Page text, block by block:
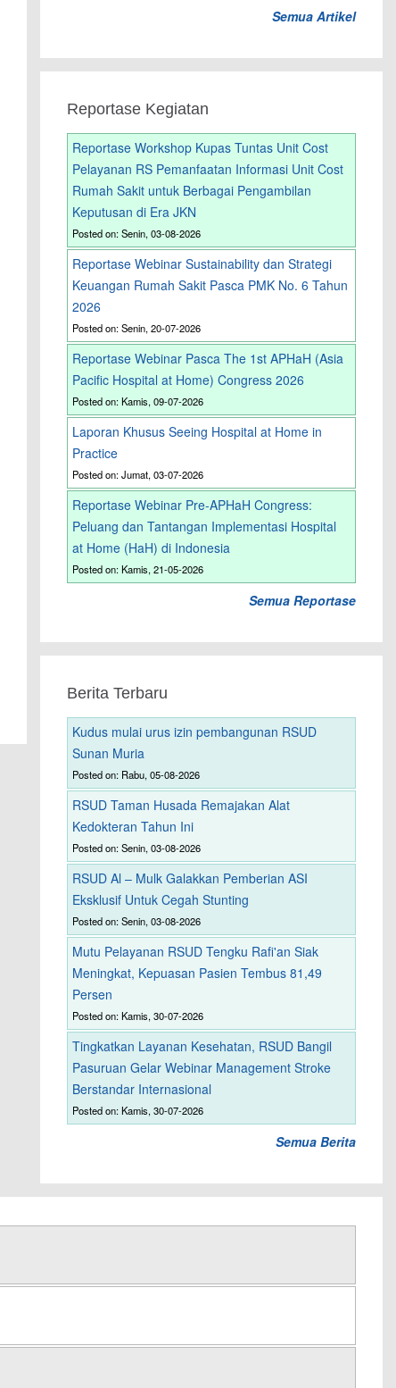
Semua Artikel
Reportase Kegiatan
Reportase Workshop Kupas Tuntas Unit Cost
Pelayanan RS Pemanfaatan Informasi Unit Cost
Rumah Sakit untuk Berbagai Pengambilan
Keputusan di Era JKN
Posted on: Senin, 03-08-2026
Reportase Webinar Sustainability dan Strategi
Keuangan Rumah Sakit Pasca PMK No. 6 Tahun
2026
Posted on: Senin, 20-07-2026
Reportase Webinar Pasca The 1st APHaH (Asia
Pacific Hospital at Home) Congress 2026
Posted on: Kamis, 09-07-2026
Laporan Khusus Seeing Hospital at Home in
Practice
Posted on: Jumat, 03-07-2026
Reportase Webinar Pre-APHaH Congress:
Peluang dan Tantangan Implementasi Hospital
at Home (HaH) di Indonesia
Posted on: Kamis, 21-05-2026
Semua Reportase
Berita Terbaru
Kudus mulai urus izin pembangunan RSUD
Sunan Muria
Posted on: Rabu, 05-08-2026
RSUD Taman Husada Remajakan Alat
Kedokteran Tahun Ini
Posted on: Senin, 03-08-2026
RSUD Al – Mulk Galakkan Pemberian ASI
Eksklusif Untuk Cegah Stunting
Posted on: Senin, 03-08-2026
Mutu Pelayanan RSUD Tengku Rafi'an Siak
Meningkat, Kepuasan Pasien Tembus 81,49
Persen
Posted on: Kamis, 30-07-2026
Tingkatkan Layanan Kesehatan, RSUD Bangil
Pasuruan Gelar Webinar Management Stroke
Berstandar Internasional
Posted on: Kamis, 30-07-2026
Semua Berita